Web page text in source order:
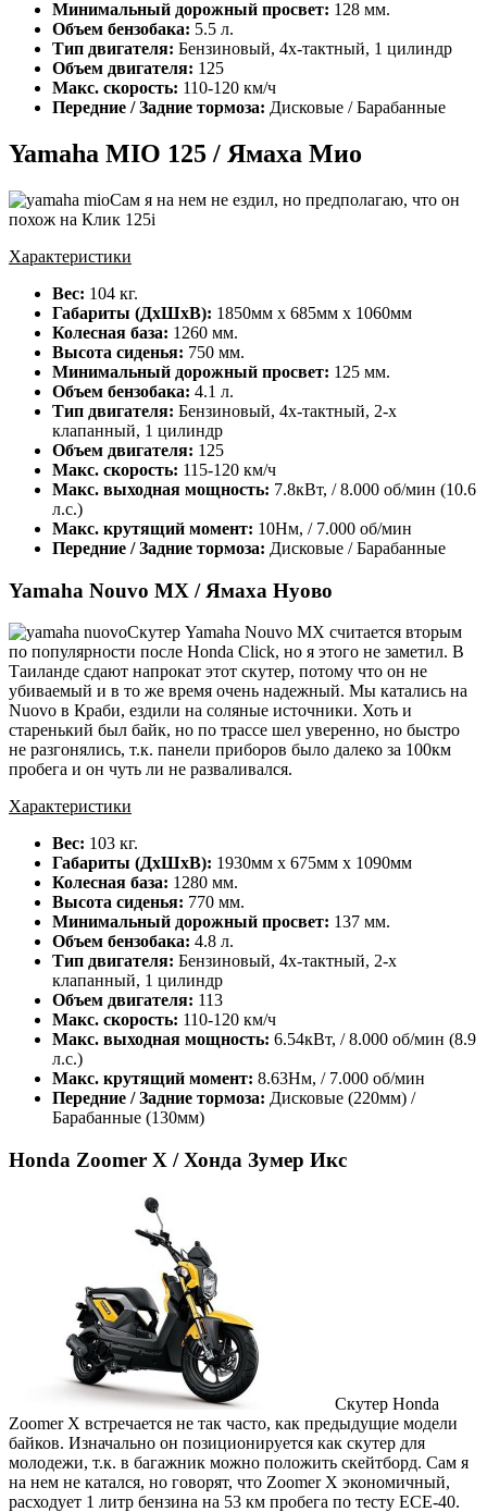
Минимальный дорожный просвет: 128 мм.
Объем бензобака: 5.5 л.
Тип двигателя: Бензиновый, 4х-тактный, 1 цилиндр
Объем двигателя: 125
Макс. скорость: 110-120 км/ч
Передние / Задние тормоза: Дисковые / Барабанные
Yamaha MIO 125 / Ямаха Мио
Сам я на нем не ездил, но предполагаю, что он
похож на Клик 125i
Характеристики
Вес: 104 кг.
Габариты (ДхШхВ): 1850мм х 685мм х 1060мм
Колесная база: 1260 мм.
Высота сиденья: 750 мм.
Минимальный дорожный просвет: 125 мм.
Объем бензобака: 4.1 л.
Тип двигателя: Бензиновый, 4х-тактный, 2-х
клапанный, 1 цилиндр
Объем двигателя: 125
Макс. скорость: 115-120 км/ч
Макс. выходная мощность: 7.8кВт, / 8.000 об/мин (10.6
л.с.)
Макс. крутящий момент: 10Нм, / 7.000 об/мин
Передние / Задние тормоза: Дисковые / Барабанные
Yamaha Nouvo MX / Ямаха Нуово
Скутер Yamaha Nouvo MX считается вторым
по популярности после Honda Click, но я этого не заметил. В
Таиланде сдают напрокат этот скутер, потому что он не
убиваемый и в то же время очень надежный. Мы катались на
Nuovo в Краби, ездили на соляные источники. Хоть и
старенький был байк, но по трассе шел уверенно, но быстро
не разгонялись, т.к. панели приборов было далеко за 100км
пробега и он чуть ли не разваливался.
Характеристики
Вес: 103 кг.
Габариты (ДхШхВ): 1930мм х 675мм х 1090мм
Колесная база: 1280 мм.
Высота сиденья: 770 мм.
Минимальный дорожный просвет: 137 мм.
Объем бензобака: 4.8 л.
Тип двигателя: Бензиновый, 4х-тактный, 2-х
клапанный, 1 цилиндр
Объем двигателя: 113
Макс. скорость: 110-120 км/ч
Макс. выходная мощность: 6.54кВт, / 8.000 об/мин (8.9
л.с.)
Макс. крутящий момент: 8.63Нм, / 7.000 об/мин
Передние / Задние тормоза: Дисковые (220мм) /
Барабанные (130мм)
Honda Zoomer X / Хонда Зумер Икс
Скутер Honda
Zoomer X встречается не так часто, как предыдущие модели
байков. Изначально он позиционируется как скутер для
молодежи, т.к. в багажник можно положить скейтборд. Сам я
на нем не катался, но говорят, что Zoomer Х экономичный,
расходует 1 литр бензина на 53 км пробега по тесту ECE-40.